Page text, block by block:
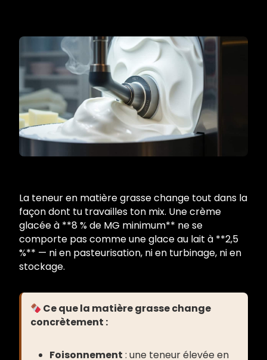
La teneur en matière grasse change tout dans la
façon dont tu travailles ton mix. Une crème
glacée à **8 % de MG minimum** ne se
comporte pas comme une glace au lait à **2,5
%** — ni en pasteurisation, ni en turbinage, ni en
stockage.
Ce que la matière grasse change
concrètement :
Foisonnement : une teneur élevée en